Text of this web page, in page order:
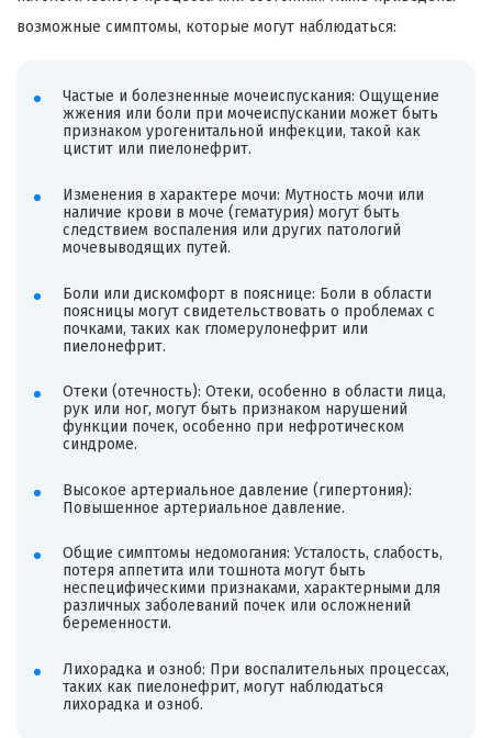
возможные симптомы, которые могут наблюдаться:
Частые и болезненные мочеиспускания: Ощущение
жжения или боли при мочеиспускании может быть
признаком урогенитальной инфекции, такой как
цистит или пиелонефрит.
Изменения в характере мочи: Мутность мочи или
наличие крови в моче (гематурия) могут быть
следствием воспаления или других патологий
мочевыводящих путей.
Боли или дискомфорт в пояснице: Боли в области
поясницы могут свидетельствовать о проблемах с
почками, таких как гломерулонефрит или
пиелонефрит.
Отеки (отечность): Отеки, особенно в области лица,
рук или ног, могут быть признаком нарушений
функции почек, особенно при нефротическом
синдроме.
Высокое артериальное давление (гипертония):
Повышенное артериальное давление.
Общие симптомы недомогания: Усталость, слабость,
потеря аппетита или тошнота могут быть
неспецифическими признаками, характерными для
различных заболеваний почек или осложнений
беременности.
Лихорадка и озноб: При воспалительных процессах,
таких как пиелонефрит, могут наблюдаться
лихорадка и озноб.